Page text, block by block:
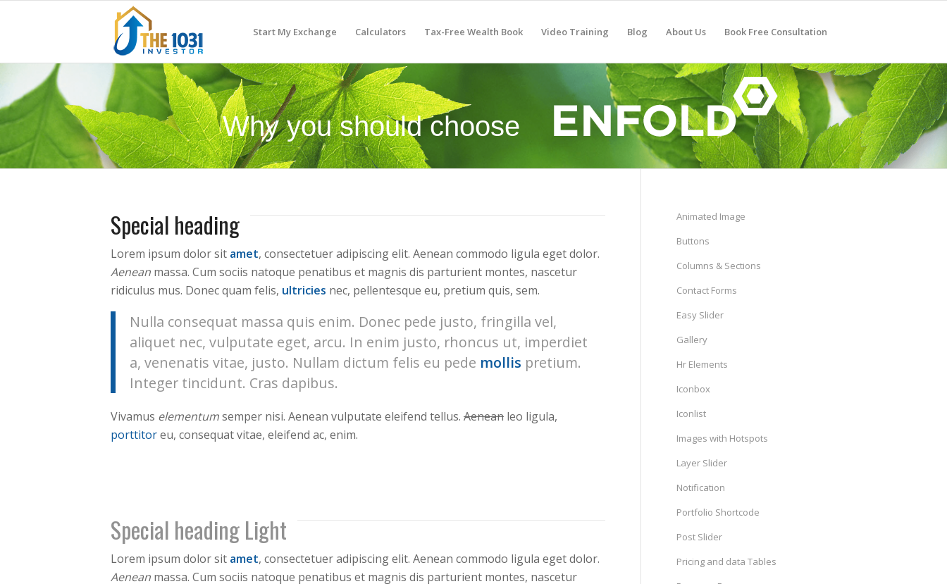
Start My Exchange Calculators Tax-Free Wealth Book Video Training Blog About Us Book Free Consultation
Why you should choose
Special heading
Lorem ipsum dolor sit amet, consectetuer adipiscing elit. Aenean commodo ligula eget dolor.
Aenean massa. Cum sociis natoque penatibus et magnis dis parturient montes, nascetur
ridiculus mus. Donec quam felis, ultricies nec, pellentesque eu, pretium quis, sem.
Nulla consequat massa quis enim. Donec pede justo, fringilla vel,
aliquet nec, vulputate eget, arcu. In enim justo, rhoncus ut, imperdiet
a, venenatis vitae, justo. Nullam dictum felis eu pede mollis pretium.
Integer tincidunt. Cras dapibus.
Vivamus elementumsemper nisi. Aenean vulputate eleifend tellus. Aenean leo ligula,
porttitoreu, consequat vitae, eleifend ac, enim.
Special heading Light
Lorem ipsum dolor sit amet, consectetuer adipiscing elit. Aenean commodo ligula eget dolor.
Aenean massa. Cum sociis natoque penatibus et magnis dis parturient montes, nascetur
Animated Image
Buttons
Columns & Sections
Contact Forms
Easy Slider
Gallery
Hr Elements
Iconbox
Iconlist
Images with Hotspots
Layer Slider
Notification
Portfolio Shortcode
Post Slider
Pricing and data Tables